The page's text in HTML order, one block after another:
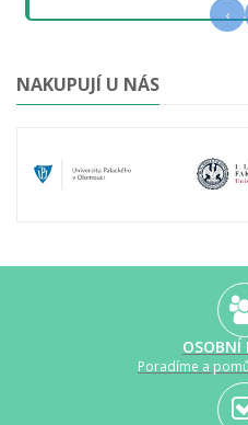
‹
NAKUPUJÍ U NÁS
OSOBNÍ
Poradíme a